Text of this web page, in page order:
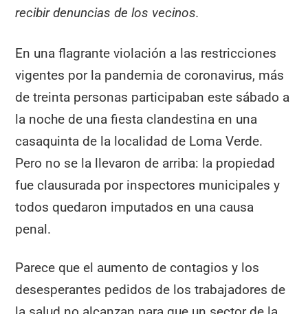
recibir denuncias de los vecinos.
En una flagrante violación a las restricciones
vigentes por la pandemia de coronavirus, más
de treinta personas participaban este sábado a
la noche de una fiesta clandestina en una
casaquinta de la localidad de Loma Verde.
Pero no se la llevaron de arriba: la propiedad
fue clausurada por inspectores municipales y
todos quedaron imputados en una causa
penal.
Parece que el aumento de contagios y los
desesperantes pedidos de los trabajadores de